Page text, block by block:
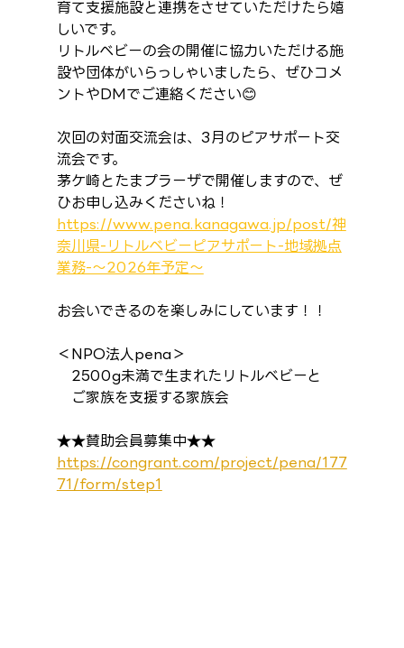
育て支援施設と連携をさせていただけたら嬉
しいです。
リトルベビーの会の開催に協力いただける施
設や団体がいらっしゃいましたら、ぜひコメ
ントやDMでご連絡ください😊
次回の対面交流会は、3月のピアサポート交
流会です。
茅ケ崎とたまプラーザで開催しますので、ぜ
ひお申し込みくださいね！
https://www.pena.kanagawa.jp/post/神
奈川県-リトルベビーピアサポート-地域拠点
業務-〜2026年予定〜
お会いできるのを楽しみにしています！！
＜NPO法人pena＞
2500g未満で生まれたリトルベビーと
ご家族を支援する家族会
★★賛助会員募集中★★
https://congrant.com/project/pena/177
71/form/step1